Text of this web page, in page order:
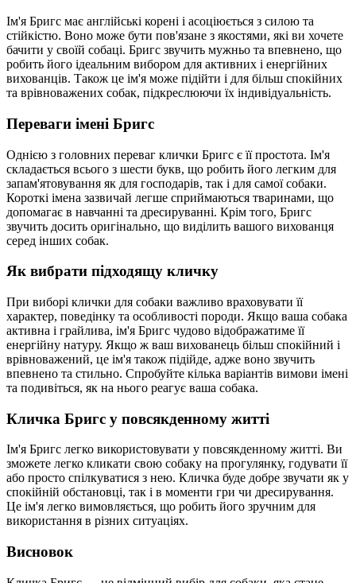
Ім'я Бригс має англійські корені і асоціюється з силою та
стійкістю. Воно може бути пов'язане з якостями, які ви хочете
бачити у своїй собаці. Бригс звучить мужньо та впевнено, що
робить його ідеальним вибором для активних і енергійних
вихованців. Також це ім'я може підійти і для більш спокійних
та врівноважених собак, підкреслюючи їх індивідуальність.
Переваги імені Бригс
Однією з головних переваг клички Бригс є її простота. Ім'я
складається всього з шести букв, що робить його легким для
запам'ятовування як для господарів, так і для самої собаки.
Короткі імена зазвичай легше сприймаються тваринами, що
допомагає в навчанні та дресируванні. Крім того, Бригс
звучить досить оригінально, що виділить вашого вихованця
серед інших собак.
Як вибрати підходящу кличку
При виборі клички для собаки важливо враховувати її
характер, поведінку та особливості породи. Якщо ваша собака
активна і грайлива, ім'я Бригс чудово відображатиме її
енергійну натуру. Якщо ж ваш вихованець більш спокійний і
врівноважений, це ім'я також підійде, адже воно звучить
впевнено та стильно. Спробуйте кілька варіантів вимови імені
та подивіться, як на нього реагує ваша собака.
Кличка Бригс у повсякденному житті
Ім'я Бригс легко використовувати у повсякденному житті. Ви
зможете легко кликати свою собаку на прогулянку, годувати її
або просто спілкуватися з нею. Кличка буде добре звучати як у
спокійній обстановці, так і в моменти гри чи дресирування.
Це ім'я легко вимовляється, що робить його зручним для
використання в різних ситуаціях.
Висновок